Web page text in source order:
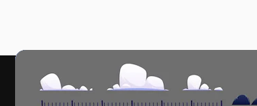
Video's
Dynamische afbeeldingen
Videosjablonen